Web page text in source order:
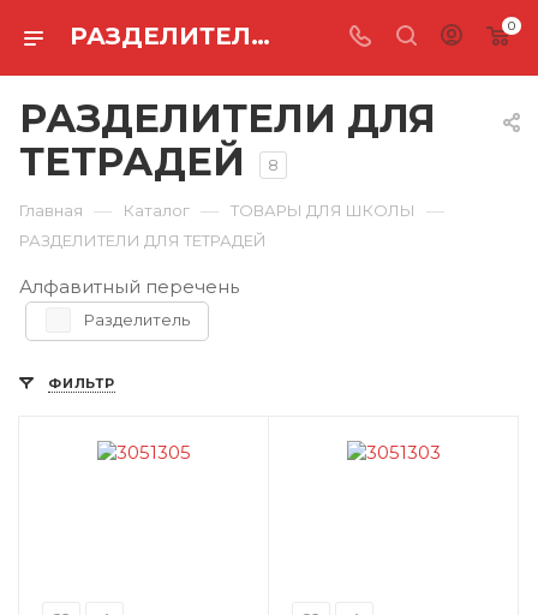
РАЗДЕЛИТЕЛИ ДЛЯ ТЕТРАДЕЙ 0
РАЗДЕЛИТЕЛИ ДЛЯ
ТЕТРАДЕЙ
8
Главная — Каталог — ТОВАРЫ ДЛЯ ШКОЛЫ —
РАЗДЕЛИТЕЛИ ДЛЯ ТЕТРАДЕЙ
Алфавитный перечень
Разделитель
ФИЛЬТР